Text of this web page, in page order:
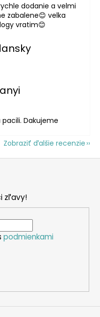
dodanie a velmi
zabalene😊 velka
vratim😊
je 5 z 5 hviezdičiek.
je 5 z 5 hviezdičiek.
Dakujeme
Zobraziť ďalšie recenzie
zľavy!
podmienkami